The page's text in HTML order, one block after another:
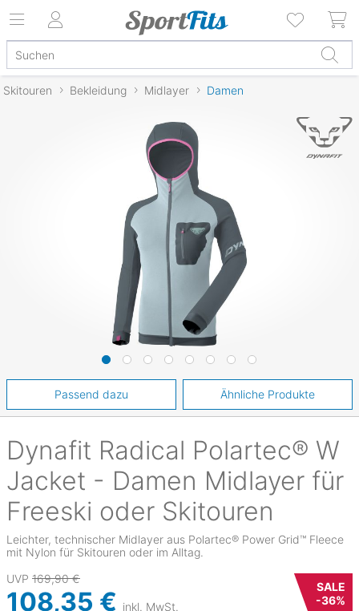
Skitouren Bekleidung Midlayer Damen
Dynafit Radical Polartec® W
Jacket - Damen Midlayer für
Freeski oder Skitouren
Leichter, technischer Midlayer aus Polartec® Power Grid™ Fleece
mit Nylon für Skitouren oder im Alltag.
UVP 169,90 €
108,35 € inkl. MwSt.
SALE
-36%
Passend dazu Ähnliche Produkte